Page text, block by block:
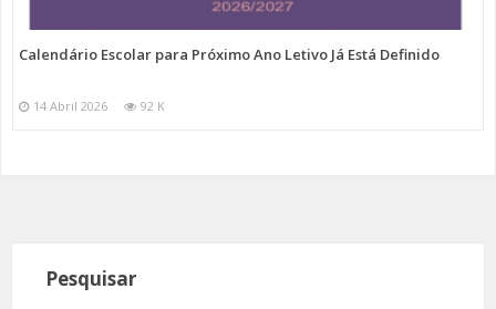
Calendário Escolar para Próximo Ano Letivo Já Está Definido
14 Abril 2026 92 K
Pesquisar